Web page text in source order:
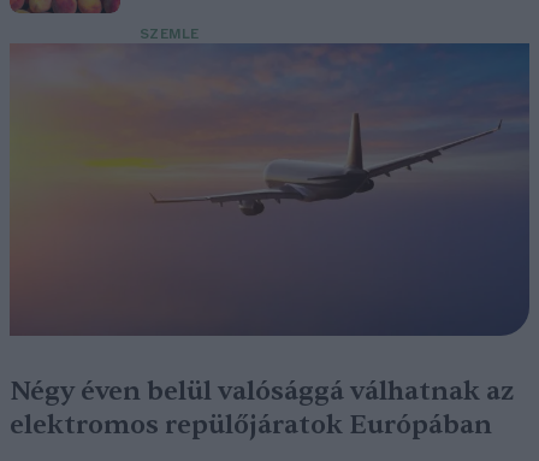
SZEMLE
Négy éven belül valósággá válhatnak az
elektromos repülőjáratok Európában